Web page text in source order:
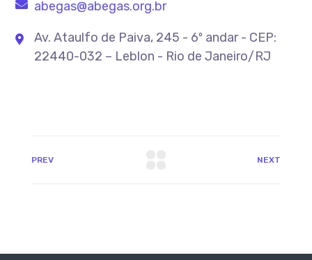
abegas@abegas.org.br
Av. Ataulfo de Paiva, 245 - 6º andar - CEP:
22440-032 – Leblon - Rio de Janeiro/RJ
PREV NEXT